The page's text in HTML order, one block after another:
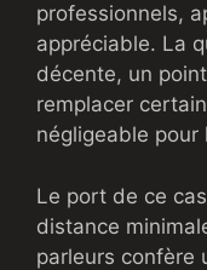
professionnels,
appréciable. La
décente, un
remplacer
négligeable pour
Le port de ce
distance
parleurs confère